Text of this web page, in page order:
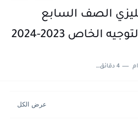
مذكرة التغذية في النباتات أحياء الصف الحادي عشر العلمي الفصل...
الصف السابع
الخاص 2023-2024
4 دقائق للقراءة